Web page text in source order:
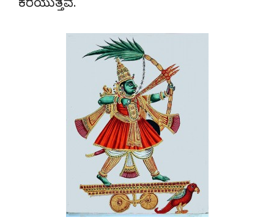
ಕರೆಯುತ್ತವೆ.